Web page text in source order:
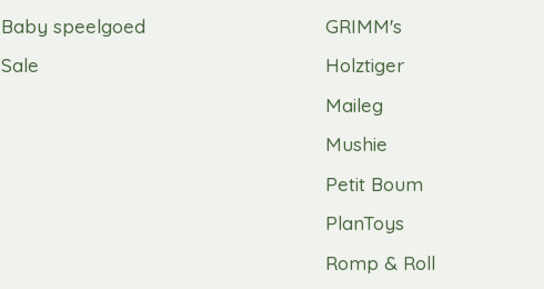
Baby speelgoed
Sale
GRIMM's
Holztiger
Maileg
Mushie
Petit Boum
PlanToys
Romp & Roll